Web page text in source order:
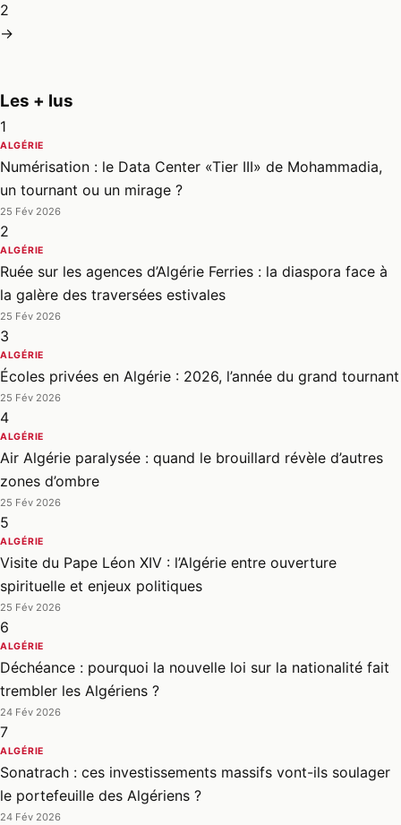
2
→
Les + lus
1
ALGÉRIE
Numérisation : le Data Center «Tier III» de Mohammadia,
un tournant ou un mirage ?
25 Fév 2026
2
ALGÉRIE
Ruée sur les agences d’Algérie Ferries : la diaspora face à
la galère des traversées estivales
25 Fév 2026
3
ALGÉRIE
Écoles privées en Algérie : 2026, l’année du grand tournant
25 Fév 2026
4
ALGÉRIE
Air Algérie paralysée : quand le brouillard révèle d’autres
zones d’ombre
25 Fév 2026
5
ALGÉRIE
Visite du Pape Léon XIV : l’Algérie entre ouverture
spirituelle et enjeux politiques
25 Fév 2026
6
ALGÉRIE
Déchéance : pourquoi la nouvelle loi sur la nationalité fait
trembler les Algériens ?
24 Fév 2026
7
ALGÉRIE
Sonatrach : ces investissements massifs vont-ils soulager
le portefeuille des Algériens ?
24 Fév 2026